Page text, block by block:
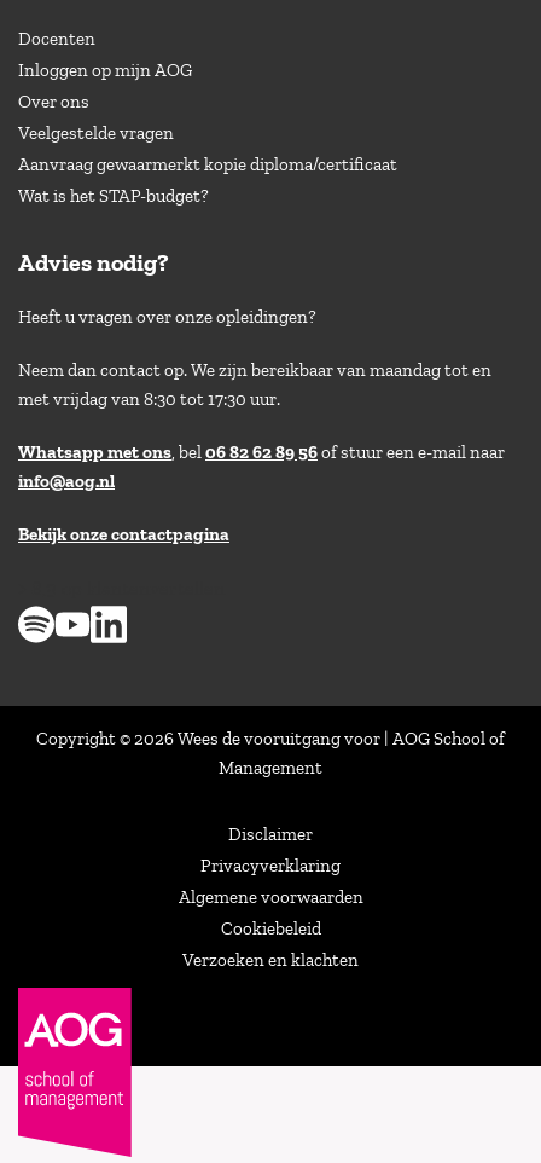
Docenten
Inloggen op mijn AOG
Over ons
Veelgestelde vragen
Aanvraag gewaarmerkt kopie diploma/certificaat
Wat is het STAP-budget?
Advies nodig?
Heeft u vragen over onze opleidingen?
Neem dan contact op. We zijn bereikbaar van maandag tot en
met vrijdag van 8:30 tot 17:30 uur.
Whatsapp met ons, bel06 82 62 89 56of stuur een e-mail naar
info@aog.nl
Bekijk onze contactpagina
Copyright © 2026 Wees de vooruitgang voor | AOG School of
Management
Disclaimer
Privacyverklaring
Algemene voorwaarden
Cookiebeleid
Verzoeken en klachten